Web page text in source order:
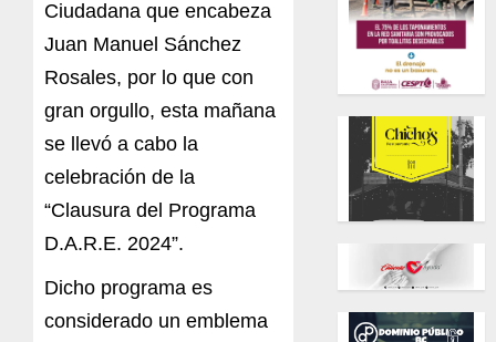
Ciudadana que encabeza
Juan Manuel Sánchez
Rosales, por lo que con
gran orgullo, esta mañana
se llevó a cabo la
celebración de la
“Clausura del Programa
D.A.R.E. 2024”.
Dicho programa es
considerado un emblema